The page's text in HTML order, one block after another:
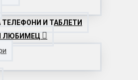
ТЕЛЕФОНИ И ТАБЛЕТИ
ЛЮБИМЕЦ